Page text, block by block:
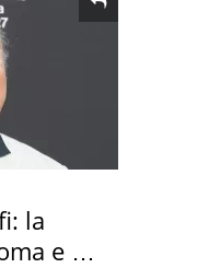
la
e i